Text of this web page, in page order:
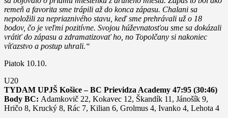
remeň a favorita sme trápili až do konca zápasu. Chalani sa
nepoložili za nepriaznivého stavu, keď sme prehrávali už o 18
bodov, čo je veľmi pozitívne. Svojou húževnatosťou sme sa dokázali
vrátiť do zápasu a zdramatizovať ho, no Topolčany si nakoniec
víťazstvo a postup uhrali.“
Piatok 10.10.
U20
TYDAM UPJŠ Košice – BC Prievidza Academy 47:95 (30:46)
Body BC: Adamkovič 22, Kokavec 12, Škandík 11, Jánošík 9,
Hričo 8, Krucký 8, Rác 7, Kilian 6, Grolmus 4, Ivanko 4, Lehota 4